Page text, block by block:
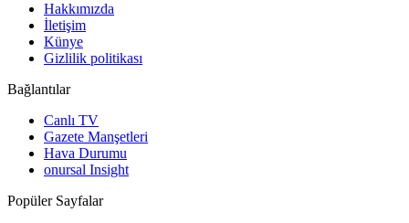
Hakkımızda
İletişim
Künye
Gizlilik politikası
Bağlantılar
Canlı TV
Gazete Manşetleri
Hava Durumu
onursal Insight
Popüler Sayfalar